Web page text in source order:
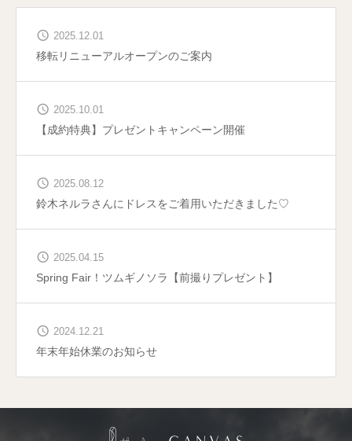
2025.12.01
移転リニューアルオープンのご案内
2025.10.01
【成約特典】プレゼントキャンペーン開催
2025.08.12
鈴木ネルラさんにドレスをご着用いただきました♡
2025.04.15
Spring Fair！ツムギノソラ【前撮りプレゼント】
2024.12.21
年末年始休業のお知らせ